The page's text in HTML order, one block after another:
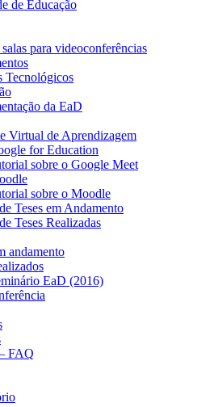
de Educação
salas para videoconferências
Tecnológicos
da EaD
Virtual de Aprendizagem
for Education
sobre o Google Meet
sobre o Moodle
Teses em Andamento
Teses Realizadas
andamento
EaD (2016)
FAQ